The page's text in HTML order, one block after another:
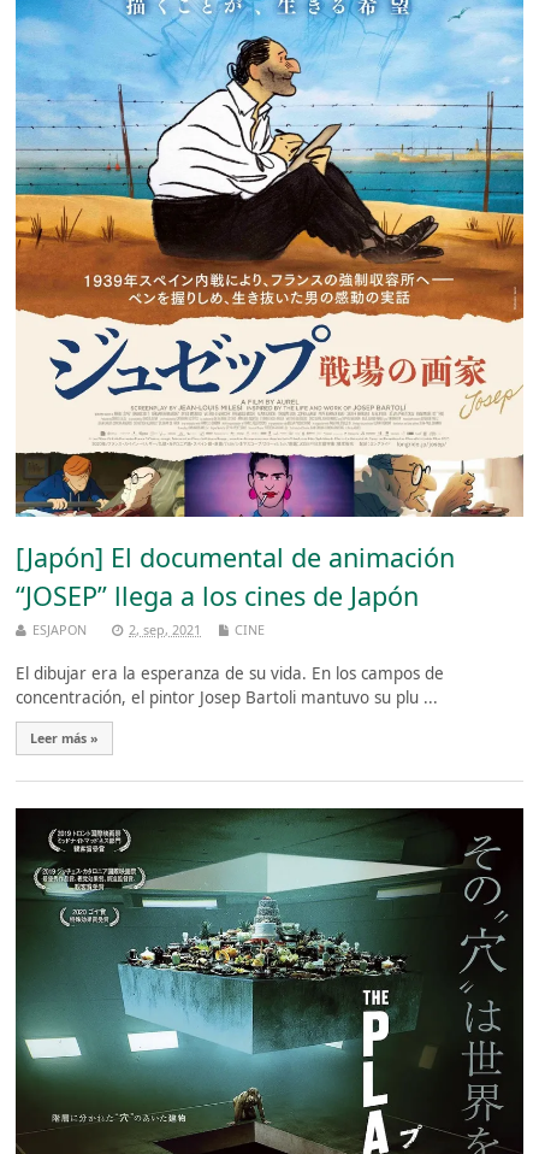
[Japón] El documental de animación
“JOSEP” llega a los cines de Japón
ESJAPON 2, sep, 2021 CINE
El dibujar era la esperanza de su vida. En los campos de
concentración, el pintor Josep Bartoli mantuvo su plu ...
Leer más »